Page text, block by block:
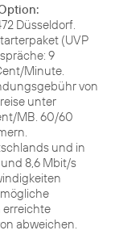
Düsseldorf.
(UVP
9
Minute.
von
unter
MB. 60/60
und in
8,6 Mbit/s
erreichte
abweichen.